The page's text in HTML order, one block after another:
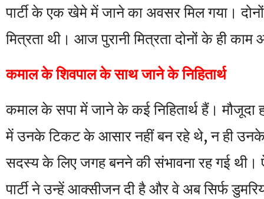
पार्टी के एक खेमे में जाने का अवसर मिल गया।
मित्रता थी। आज पुरानी मित्रता दोनों के ही
कमाल के शिवपाल के साथ जाने के निहितार्थ
कमाल के सपा में जाने के कई निहितार्थ हैं। मौजूदा
में उनके टिकट के आसार नहीं बन रहे थे, न ही उनके
सदस्य के लिए जगह बनने की संभावना रह गई थी।
पार्टी ने उन्हें आक्सीजन दी है और वे अब सिर्फ